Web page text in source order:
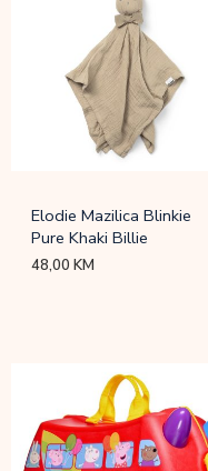
Elodie Mazilica Blinkie
Pure Khaki Billie
48,00KM